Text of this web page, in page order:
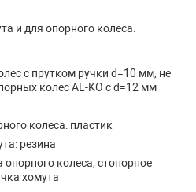
и для опорного колеса.
с прутком ручки d=10 мм, не
колес AL-KO с d=12 мм
колеса: пластик
резина
колеса, стопорное
хомута